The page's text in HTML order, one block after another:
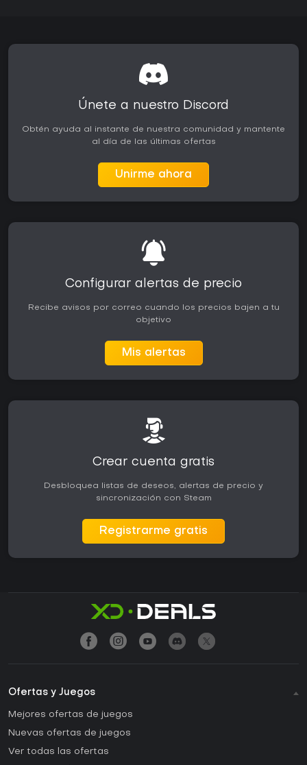
Únete a nuestro Discord
Obtén ayuda al instante de nuestra comunidad y mantente
al día de las últimas ofertas
Unirme ahora
Configurar alertas de precio
Recibe avisos por correo cuando los precios bajen a tu
objetivo
Mis alertas
Crear cuenta gratis
Desbloquea listas de deseos, alertas de precio y
sincronización con Steam
Registrarme gratis
Ofertas y Juegos
Mejores ofertas de juegos
Nuevas ofertas de juegos
Ver todas las ofertas